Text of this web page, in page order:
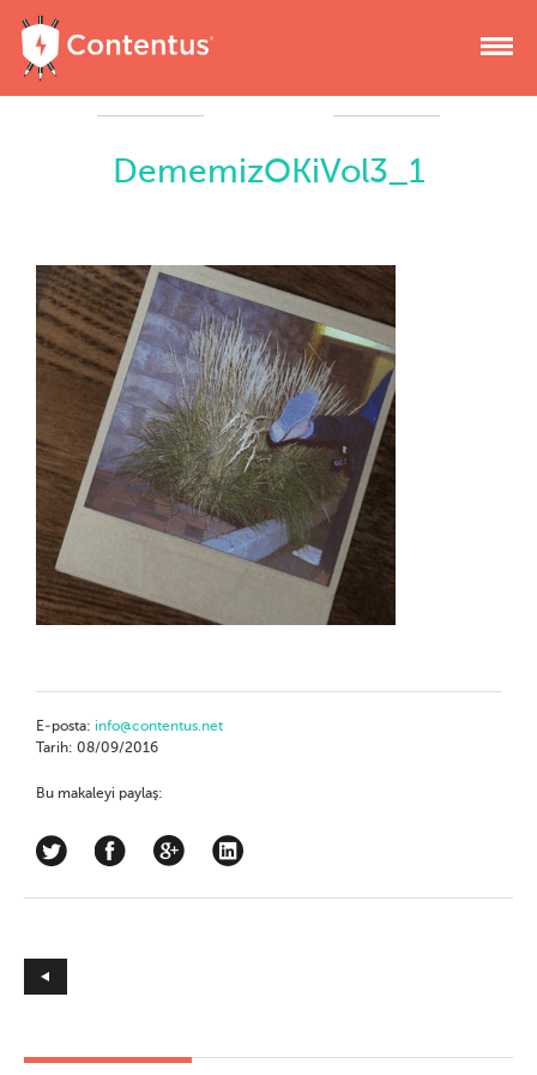
DememizOKiVol3_1
E-posta: info@contentus.net
Tarih: 08/09/2016
Bu makaleyi paylaş: